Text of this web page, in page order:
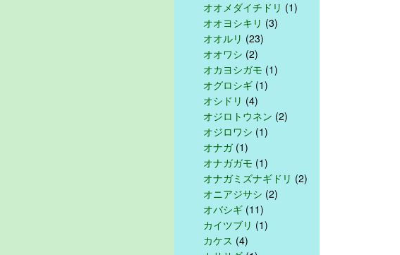
オオメダイチドリ (1)
オオヨシキリ (3)
オオルリ (23)
オオワシ (2)
オカヨシガモ (1)
オグロシギ (1)
オシドリ (4)
オジロトウネン (2)
オジロワシ (1)
オナガ(1)
オナガガモ (1)
オナガミズナギドリ (2)
オニアジサシ (2)
オバシギ (11)
カイツブリ (1)
カケス (4)